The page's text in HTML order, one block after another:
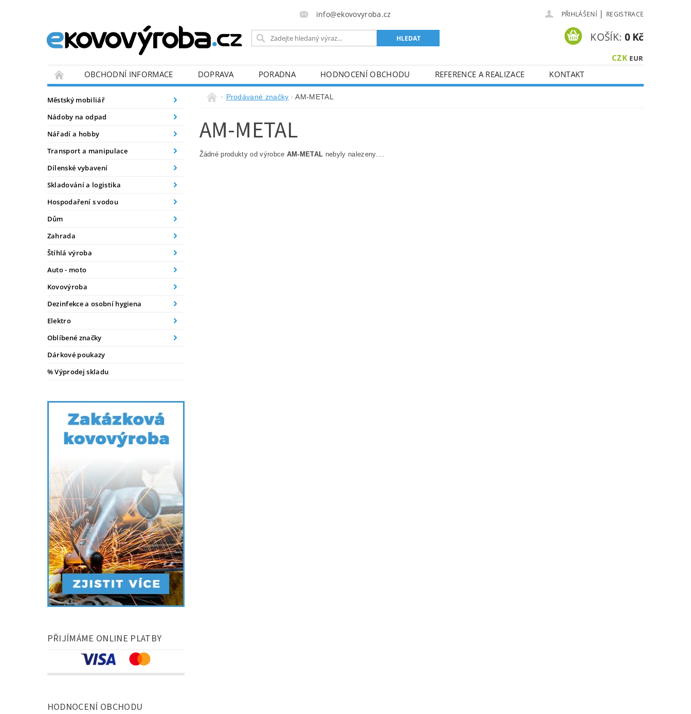
info@ekovovyroba.cz PŘIHLÁŠENÍ | REGISTRACE
CZK EUR
KOŠÍK: 0 Kč
OBCHODNÍ INFORMACE DOPRAVA PORADNA HODNOCENÍ OBCHODU REFERENCE A REALIZACE
KONTAKT
Městský mobiliář
Nádoby na odpad
Nářadí a hobby
Transport a manipulace
Dílenské vybavení
Skladování a logistika
Hospodaření s vodou
Dům
Zahrada
Štíhlá výroba
Auto - moto
Kovovýroba
Dezinfekce a osobní hygiena
Elektro
Oblíbené značky
Dárkové poukazy
% Výprodej skladu
PŘIJÍMÁME ONLINE PLATBY
HODNOCENÍ OBCHODU
Prodávané značky AM-METAL
AM-METAL
Žádné produkty od výrobce AM-METAL nebyly nalezeny....